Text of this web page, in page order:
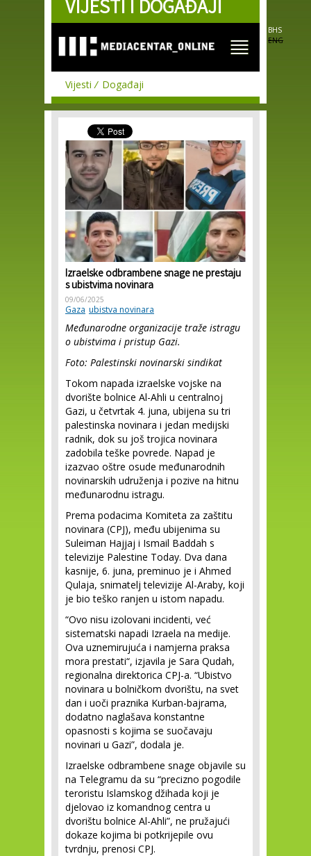
Skip to
main
VIJESTI I DOGAĐAJI
BHS
ENG
Vijesti Događaji
Izraelske odbrambene snage ne prestaju
s ubistvima novinara
09/06/2025
Gaza ubistva novinara
Međunarodne organizacije traže istragu
o ubistvima i pristup Gazi.
Foto: Palestinski novinarski sindikat
Tokom napada izraelske vojske na
dvorište bolnice Al-Ahli u centralnoj
Gazi, u četvrtak 4. juna, ubijena su tri
palestinska novinara i jedan medijski
radnik, dok su još trojica novinara
zadobila teške povrede. Napad je
izazvao oštre osude međunarodnih
novinarskih udruženja i pozive na hitnu
međunarodnu istragu.
Prema podacima Komiteta za zaštitu
novinara (CPJ), među ubijenima su
Suleiman Hajjaj i Ismail Baddah s
televizije Palestine Today. Dva dana
kasnije, 6. juna, preminuo je i Ahmed
Qulaja, snimatelj televizije Al-Araby, koji
je bio teško ranjen u istom napadu.
“Ovo nisu izolovani incidenti, već
sistematski napadi Izraela na medije.
Ova uznemirujuća i namjerna praksa
mora prestati“, izjavila je Sara Qudah,
regionalna direktorica CPJ-a. “Ubistvo
novinara u bolničkom dvorištu, na svet
dan i uoči praznika Kurban-bajrama,
dodatno naglašava konstantne
opasnosti s kojima se suočavaju
novinari u Gazi”, dodala je.
Izraelske odbrambene snage objavile su
na Telegramu da su “precizno pogodile
teroristu Islamskog džihada koji je
djelovao iz komandnog centra u
dvorištu bolnice Al-Ahli”, ne pružajući
dokaze kojima bi potkrijepile ovu
tvrdnju, prenosi CPJ.